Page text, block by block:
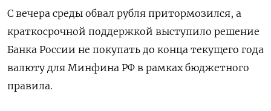
С вечера среды обвал рубля притормозился, а
краткосрочной поддержкой выступило решение
Банка России не покупать до конца текущего года
валюту для Минфина РФ в рамках бюджетного
правила.